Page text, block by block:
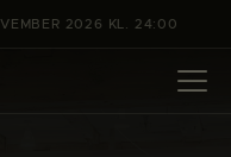
2026 KL. 24:00